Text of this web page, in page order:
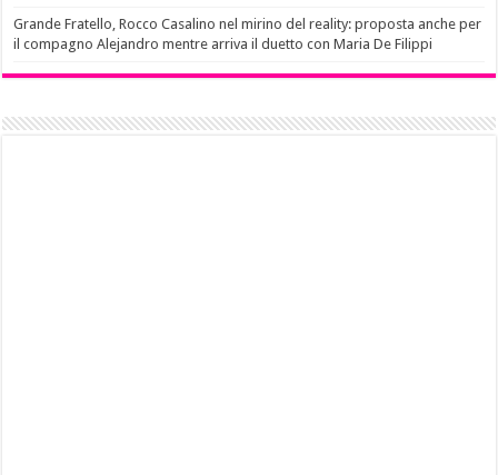
Grande Fratello, Rocco Casalino nel mirino del reality: proposta anche per
il compagno Alejandro mentre arriva il duetto con Maria De Filippi